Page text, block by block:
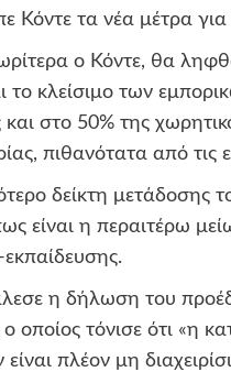
Κόντε τα νέα μέτρα
ο Κόντε, θα
το κλείσιμο των
στο 50% της
πιθανότατα από τις
δείκτη μετάδοσης
είναι η περαιτέρω
η δήλωση του
οποίος τόνισε ότι «η
πλέον μη